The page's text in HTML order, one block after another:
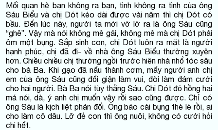
Mối quan hệ bạn không ra bạn, tình không ra tình của ông
Sáu Biểu và chị Dót kéo dài được vài năm thì chị Dót có
bầu. Đến lúc này, người ta mới vỡ lỡ ra là ông Sáu cũng
“ghê”. Vậy mà nói không mê gái, không mê mà chị Dót phải
ôm một bụng. Sắp sinh con, chị Dót luôn ra mặt là người
hạnh phúc, chị đã đi- về nhà ông Sáu Biểu thường xuyên
hơn. Chiều chiều chị thường ngồi trước hiên nhà nhổ tóc sâu
cho bà Ba. Khi gạo đã nấu thành cơm, mấy người anh chị
em của ông Sáu cũng đổi giận làm vui, đòi làm đám cưới
cho hai người. Bà Ba nói tùy thằng Sáu. Chị Dót đỏ hồng hai
má nói, dà, ý anh chị muốn vậy rồi sao cũng được. Chỉ có
ông Sáu là kịch liệt phản đối. Ông bảo cái bụng thè lè rồi, ai
cho làm cô dâu. Lỡ đẻ con thì ông nuôi, không có cưới hỏi
chi hết.